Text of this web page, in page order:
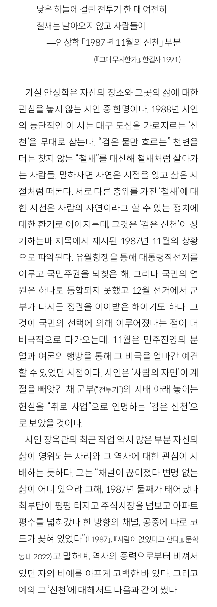
낮은 하늘에 걸린 전투기 한 대 여전히
철새는 날아오지 않고 사람들이
—안상학 「1987년 11월의 신천」 부분
(『그대 무사한가』, 한길사 1991)
기실 안상학은 자신의 장소와 그곳의 삶에 대한
관심을 놓지 않는 시인 중 한명이다. 1988년 시인
의 등단작인 이 시는 대구 도심을 가로지르는 ‘신
천’을 무대로 삼는다. “검은 물만 흐르는” 천변을
더는 찾지 않는 “철새”를 대신해 철새처럼 살아가
는 사람들. 말하자면 자연은 시절을 잃고 삶은 시
절처럼 떠돈다. 서로 다른 층위를 가진 ‘철새’에 대
한 시선은 사람의 자연이라고 할 수 있는 정치에
대한 환기로 이어지는데, 그것은 ‘검은 신천’이 상
기하는바 제목에서 제시된 1987년 11월의 상황
으로 파악된다. 유월항쟁을 통해 대통령직선제를
이루고 국민주권을 되찾은 해. 그러나 국민의 염
원은 하나로 통합되지 못했고 12월 선거에서 군
부가 다시금 정권을 이어받은 해이기도 하다. 그
것이 국민의 선택에 의해 이루어졌다는 점이 더
비극적으로 다가오는데, 11월은 민주진영의 분
열과 여론의 행방을 통해 그 비극을 얼마간 예견
할 수 있었던 시점이다. 시인은 ‘사람의 자연’이 계
절을 빼앗긴 채 군부(“전투기”)의 지배 아래 놓이는
현실을 “취로 사업”으로 연명하는 ‘검은 신천’으
로 보았을 것이다.
시인 장옥관의 최근 작업 역시 많은 부분 자신의
삶이 영위되는 자리와 그 역사에 대한 관심이 지
배하는 듯하다. 그는 “채널이 끊어졌다 변명 없는
삶이 어디 있으랴 그해, 1987년 둘째가 태어났다
최루탄이 펑펑 터지고 주식시장을 넘보고 아파트
평수를 넓혀갔다 한 방향의 채널, 공중에 따로 코
드가 꽂혀 있었다”(「1987」, 『사람이 없었다고 한다』, 문학
동네 2022)고 말하며, 역사의 중력으로부터 비껴서
있던 자의 비애를 아프게 고백한 바 있다. 그리고
예의 그 ‘신천’에 대해서도 다음과 같이 썼다